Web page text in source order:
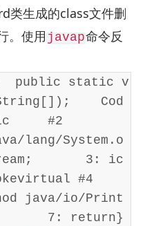
类生成的class文件删
。使用 javap命令反
Cod
#2
System.o
3: ic
#4
io/Print
7: return}